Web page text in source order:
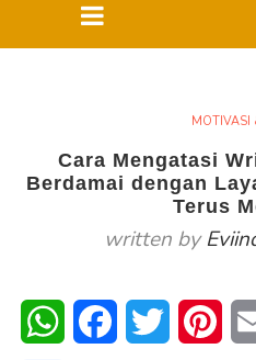
MOTIVASI
Cara Mengatasi
Berdamai dengan
Terus
written by
WhatsAppFacebookTwitter